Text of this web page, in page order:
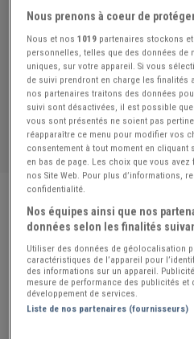
1979 Porsche 911
09 AOU 2026
17 ÈME
COLLECTION...
Nous prenons à coeur de
Nous et nos1019 partenaires stockons
personnelles, telles que des données de
uniques, sur votre appareil. Si vous
de suivi prendront en charge les finalités
nos partenaires traitons des données
suivi sont désactivées, il est possible
vous sont présentés ne soient pas
réapparaître ce menu pour modifier vos
consentement à tout moment en cliquant
en bas de page. Les choix que vous
nos Site Web. Pour plus d’informations,
confidentialité.
Nos équipes ainsi que nos
données selon les finalités
Utiliser des données de géolocalisation
caractéristiques de l’appareil pour
des informations sur un appareil.
mesure de performance des publicités et
développement de services.
Liste de nos partenaires (fournisseurs)